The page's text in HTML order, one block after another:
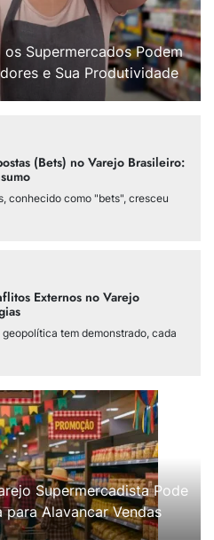
Supermercados Podem
e Sua Produtividade
(Bets) no Varejo Brasileiro:
conhecido como "bets", cresceu
Externos no Varejo
tem demonstrado, cada
Supermercadista Pode
Alavancar Vendas